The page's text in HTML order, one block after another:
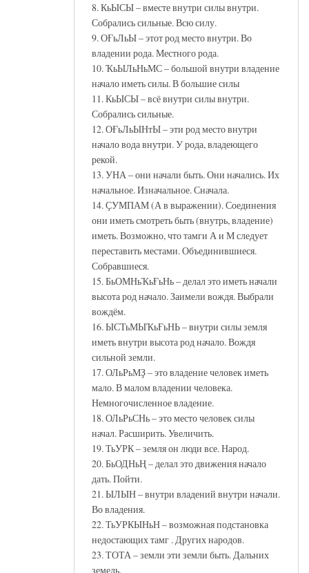
8. КьЫСЫ – вместе внутри силы внутри.
Собрались сильные. Всю силу.
9. ОҒьЛьЫ – этот род место внутри. Во
владении рода. Местного рода.
10. ҠьЫЛьНьМС – большой внутри владение
начало иметь силы. В большие силы
11. КьЫСЫ – всё внутри силы внутри.
Собрались сильные.
12. ОҒьЛьЫНтЫ – эти род место внутри
начало вода внутри. У рода, владеющего
рекой.
13. УНА – они начали быть. Они начались. Их
начальное. Изначальное. Сначала.
14. ҪУМПАМ (А в выражении). Соединения
они иметь смотреть быть (внутрь, владение)
иметь. Возможно, что тамги А и М следует
переставить местами. Объединившиеся.
Собравшиеся.
15. БьОМНьҠьҒьНь – делал это иметь начали
высота род начало. Заимели вождя. Выбрали
вождём.
16. ЫСТьМЫҠьҒьНЬ – внутри силы земля
иметь внутри высота род начало. Вождя
сильной земли.
17. ОЛьРьМҘ – это владение человек иметь
мало. В малом владении человека.
Немногочисленное владение.
18. ОЛьРьСНь – это место человек силы
начал. Расширить. Увеличить.
19. ТьУРК – земля он люди все. Народ.
20. БьОДНьҢ – делал это движения начало
дать. Пойти.
21. ЫЛЫН – внутри владений внутри начали.
Во владения.
22. ТьУРКЫНьН – возможная подстановка
недостающих тамг . Других народов.
23. ТОТА – земли эти земли быть. Дальних
земель.